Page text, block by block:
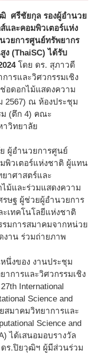
ศรีชัยกุล รองผู้อำนวย
และคอมพิวเตอร์แห่ง
วยการศูนย์ทรัพยากร
(ThaiSC) ได้รับ
โดย ดร. สุภาวดี
ารและวิศวกรรมเชิง
อดอกไม้แสดงความ
2567) ณ ห้องประชุม
(ตึก 4) คณะ
าวิทยาลัย
ผู้อำนวยการศูนย์
พิวเตอร์แห่งชาติ ผู้แทน
าศาสตร์และ
ม้และร่วมแสดงความ
ษฐ ผู้ช่วยผู้อำนวยการ
เทคโนโลยีแห่งชาติ
มการสมาคมจากหน่วย
งาน ร่วมถ่ายภาพ
นึ่งของ งานประชุม
การและวิศวกรรมเชิง
International
Science and
สมาคมวิทยาการและ
Science and
ได้เสนอมอบรางวัล
ดร.ปิยวุฒิฯ ผู้มีส่วนร่วม